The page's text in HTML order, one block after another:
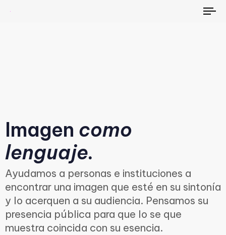
Imagen como
lenguaje.
Ayudamos a personas e instituciones a
encontrar una imagen que esté en su sintonía
y lo acerquen a su audiencia. Pensamos su
presencia pública para que lo se que
muestra coincida con su esencia.